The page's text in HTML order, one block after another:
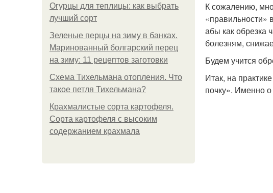
Огурцы для теплицы: как выбрать
лучший сорт
Зеленые перцы на зиму в банках.
Маринованный болгарский перец
на зиму: 11 рецептов заготовки
Схема Тихельмана отопления. Что
такое петля Тихельмана?
Крахмалистые сорта картофеля.
Сорта картофеля с высоким
содержанием крахмала
К сожалению,
«правильности»
абы как обрезка
болезням,
Будем учится
Итак, на
почку». Именно о